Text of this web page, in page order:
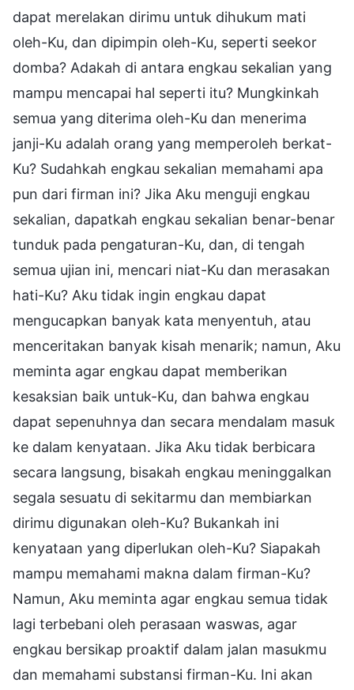
dapat merelakan dirimu untuk dihukum mati
oleh-Ku, dan dipimpin oleh-Ku, seperti seekor
domba? Adakah di antara engkau sekalian yang
mampu mencapai hal seperti itu? Mungkinkah
semua yang diterima oleh-Ku dan menerima
janji-Ku adalah orang yang memperoleh berkat-
Ku? Sudahkah engkau sekalian memahami apa
pun dari firman ini? Jika Aku menguji engkau
sekalian, dapatkah engkau sekalian benar-benar
tunduk pada pengaturan-Ku, dan, di tengah
semua ujian ini, mencari niat-Ku dan merasakan
hati-Ku? Aku tidak ingin engkau dapat
mengucapkan banyak kata menyentuh, atau
menceritakan banyak kisah menarik; namun, Aku
meminta agar engkau dapat memberikan
kesaksian baik untuk-Ku, dan bahwa engkau
dapat sepenuhnya dan secara mendalam masuk
ke dalam kenyataan. Jika Aku tidak berbicara
secara langsung, bisakah engkau meninggalkan
segala sesuatu di sekitarmu dan membiarkan
dirimu digunakan oleh-Ku? Bukankah ini
kenyataan yang diperlukan oleh-Ku? Siapakah
mampu memahami makna dalam firman-Ku?
Namun, Aku meminta agar engkau semua tidak
lagi terbebani oleh perasaan waswas, agar
engkau bersikap proaktif dalam jalan masukmu
dan memahami substansi firman-Ku. Ini akan